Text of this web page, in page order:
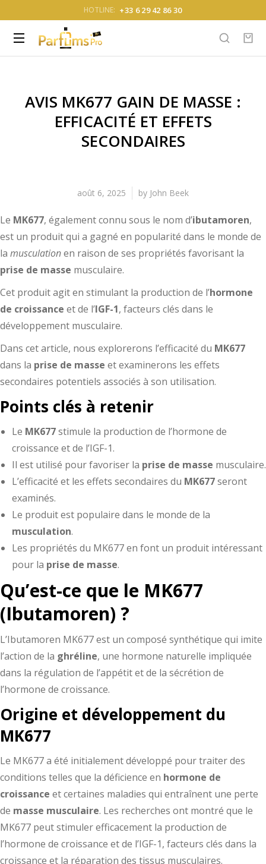
HOTLINE: +33 6 29 42 86 30
AVIS MK677 GAIN DE MASSE :
EFFICACITÉ ET EFFETS
SECONDAIRES
août 6, 2025 by John Beek
Le MK677, également connu sous le nom d’ibutamoren,
est un produit qui a gagné en popularité dans le monde de
la musculationen raison de ses propriétés favorisant la
prise de masse musculaire.
Cet produit agit en stimulant la production de l’hormone
de croissance et de l’IGF-1, facteurs clés dans le
développement musculaire.
Dans cet article, nous explorerons l’efficacité du MK677
dans la prise de masse et examinerons les effets
secondaires potentiels associés à son utilisation.
Points clés à retenir
Le MK677stimule la production de l’hormone de
croissance et de l’IGF-1.
Il est utilisé pour favoriser la prise de masse musculaire.
L’efficacité et les effets secondaires du MK677seront
examinés.
Le produit est populaire dans le monde de la
musculation.
Les propriétés du MK677 en font un produit intéressant
pour la prise de masse.
Qu’est-ce que le MK677
(Ibutamoren) ?
L’Ibutamoren MK677 est un composé synthétique qui imite
l’action de la ghréline, une hormone naturelle impliquée
dans la régulation de l’appétit et de la sécrétion de
l’hormone de croissance.
Origine et développement du
MK677
Le MK677 a été initialement développé pour traiter des
conditions telles que la déficience en hormone de
croissance et certaines maladies qui entraînent une perte
de masse musculaire. Les recherches ont montré que le
MK677 peut stimuler efficacement la production de
l’hormone de croissance et de l’IGF-1, facteurs clés dans la
croissance et la réparation des tissus musculaires.